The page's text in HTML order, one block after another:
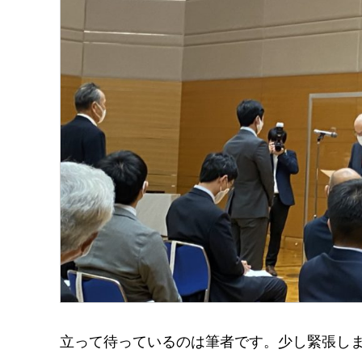
立って待っているのは筆者です。少し緊張し